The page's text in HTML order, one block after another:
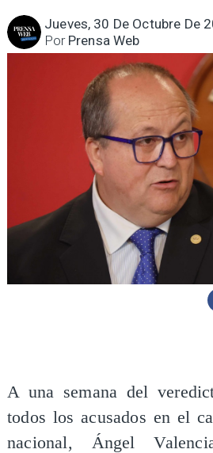
Jueves, 30 De Octubre De
Prensa Web
Por
A una semana del
todos los acusados en el
nacional, Ángel